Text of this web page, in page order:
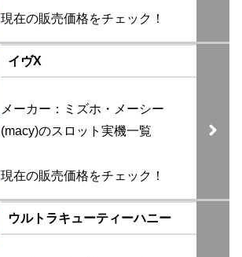
現在の販売価格をチェック！
イヴX
メーカー：ミズホ・メーシー
(macy)のスロット実機一覧
現在の販売価格をチェック！
ウルトラキューティーハニー